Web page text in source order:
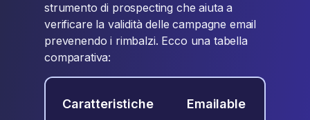
strumento di prospecting che aiuta a
verificare la validità delle campagne email
prevenendo i rimbalzi. Ecco una tabella
comparativa:
Caratteristiche Emailable